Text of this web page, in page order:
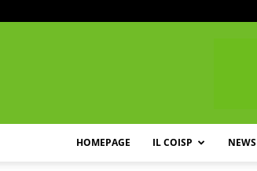
HOMEPAGE IL COISP NEWS